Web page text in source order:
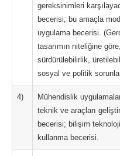
gereksinimleri
becerisi; bu amaçla
uygulama becerisi.
tasarımın niteliğine
sürdürülebilirlik,
sosyal ve politik
4)
Mühendislik
teknik ve araçları
becerisi; bilişim
kullanma becerisi.